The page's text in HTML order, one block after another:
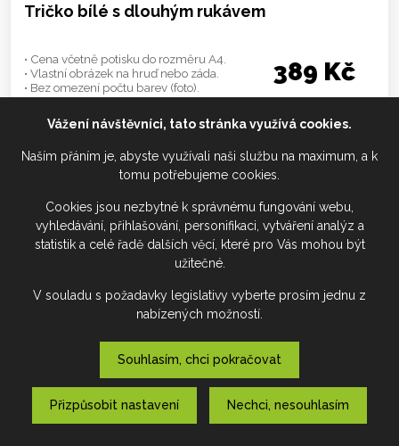
Tričko bílé s dlouhým rukávem
• Cena včetně potisku do rozměru A4.
• Vlastní obrázek na hruď nebo záda.
• Bez omezení počtu barev (foto).
389 Kč
Celý předek / Celá záda (A3):
599 Kč
Na srdce / Na rukáv(A5):
349 Kč
Na srdce (A5) + Mezi lopatky (A4):
514 Kč
Pánské/Uni: XS S M L XL 2XL
3XL
Dámské:
XS S M L XL 2XL
3XL
Dětské:
110 122 134 146 158 (cm)
NA TOHLE CHCI VLASTNÍ POTISK
Vážení návštěvníci, tato stránka využívá cookies.
Naším přáním je, abyste využívali naši službu na maximum, a k
tomu potřebujeme cookies.
Cookies jsou nezbytné k správnému fungování webu,
vyhledávání, přihlašování, personifikaci, vytváření analýz a
statistik a celé řadě dalších věcí, které pro Vás mohou být
užitečné.
V souladu s požadavky legislativy vyberte prosím jednu z
nabízených možností.
Souhlasím, chci pokračovat
Přizpůsobit nastavení Nechci, nesouhlasím